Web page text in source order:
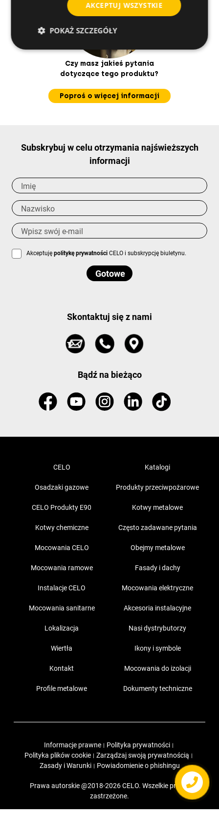
Czy masz jakieś pytania
dotyczące tego produktu?
Poproś o więcej informacji
Subskrybuj w celu otrzymania najświeższych
informacji
Akceptujępolitykę prywatności CELO i subskrypcję biuletynu.
Skontaktuj się z nami
Bądź na bieżąco
CELO Katalogi
Osadzaki gazowe Produkty przeciwpożarowe
CELO Produkty E90 Kotwy metalowe
Kotwy chemiczne Często zadawane pytania
Mocowania CELO Obejmy metalowe
Mocowania ramowe Fasady i dachy
Instalacje CELO Mocowania elektryczne
Mocowania sanitarne Akcesoria instalacyjne
Lokalizacja Nasi dystrybutorzy
Wiertła Ikony i symbole
Kontakt Mocowania do izolacji
Profile metalowe Dokumenty techniczne
Informacje prawne | Polityka prywatności |
Polityka plików cookie | Zarządzaj swoją prywatnością |
Zasady i Warunki | Powiadomienie o phishingu
Prawa autorskie @2018-2026 CELO. Wszelkie prawa
zastrzeżone.
AKCEPTUJ WSZYSTKIE
POKAŻ SZCZEGÓŁY